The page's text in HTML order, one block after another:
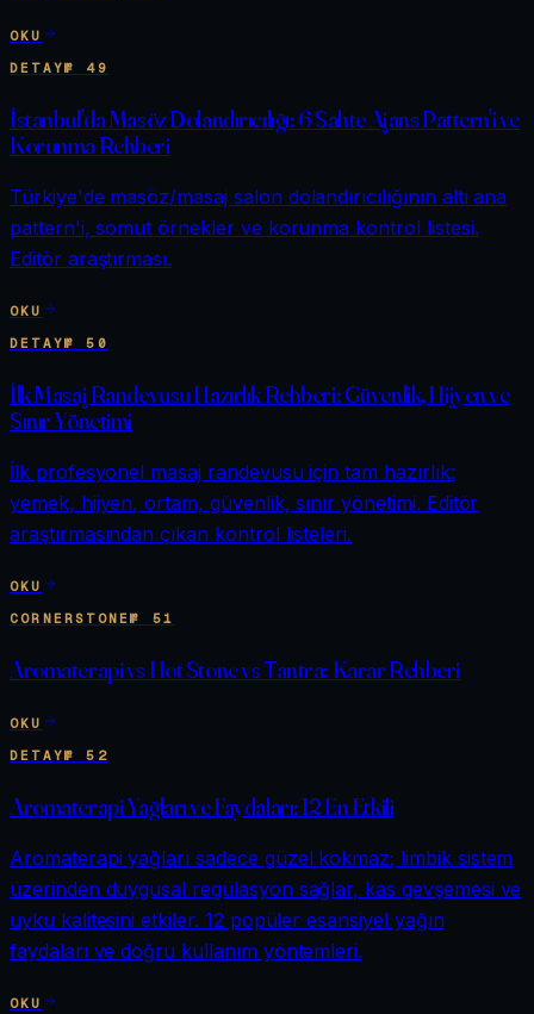
OKU
DETAY№ 49
İstanbul'da Masöz Dolandırıcılığı: 6 Sahte Ajans Pattern'i ve
Korunma Rehberi
Türkiye'de masöz/masaj salon dolandırıcılığının altı ana
pattern'i, somut örnekler ve korunma kontrol listesi.
Editör araştırması.
OKU
DETAY№50
İlk Masaj Randevusu Hazırlık Rehberi: Güvenlik, Hijyen ve
Sınır Yönetimi
İlk profesyonel masaj randevusu için tam hazırlık:
yemek, hijyen, ortam, güvenlik, sınır yönetimi. Editör
araştırmasından çıkan kontrol listeleri.
OKU
CORNERSTONE№ 51
Aromaterapi vs Hot Stone vs Tantra: Karar Rehberi
OKU
DETAY№52
Aromaterapi Yağları ve Faydaları: 12 En Etkili
Aromaterapi yağları sadece güzel kokmaz; limbik sistem
üzerinden duygusal regülasyon sağlar, kas gevşemesi ve
uyku kalitesini etkiler. 12 popüler esansiyel yağın
faydaları ve doğru kullanım yöntemleri.
OKU